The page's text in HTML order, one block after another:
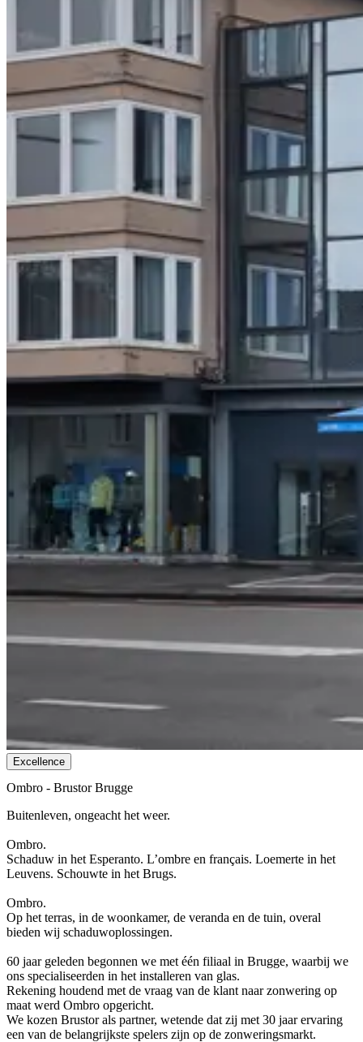
Excellence
Ombro - Brustor Brugge
Buitenleven, ongeacht het weer.
Ombro.
Schaduw in het Esperanto. L’ombre en français. Loemerte in het
Leuvens. Schouwte in het Brugs.
Ombro.
Op het terras, in de woonkamer, de veranda en de tuin, overal
bieden wij schaduwoplossingen.
60 jaar geleden begonnen we met één filiaal in Brugge, waarbij we
ons specialiseerden in het installeren van glas.
Rekening houdend met de vraag van de klant naar zonwering op
maat werd Ombro opgericht.
We kozen Brustor als partner, wetende dat zij met 30 jaar ervaring
een van de belangrijkste spelers zijn op de zonweringsmarkt.